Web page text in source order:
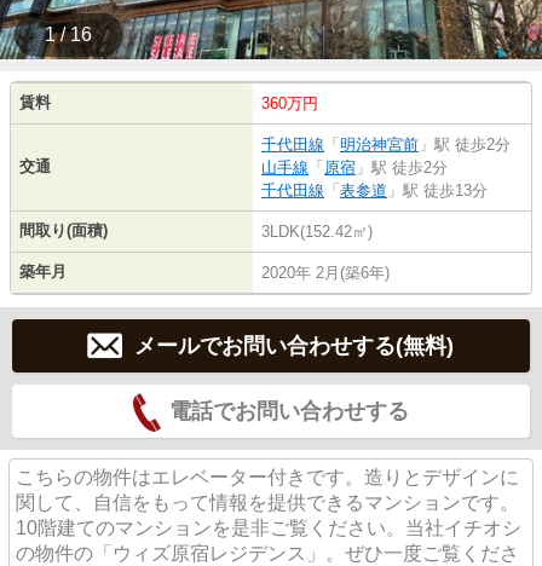
1 / 16
賃料 360万円
交通
千代田線 「 明治神宮前 」駅 徒歩2分
山手線 「 原宿 」駅 徒歩2分
千代田線 「 表参道 」駅 徒歩13分
間取り(面積) 3LDK(152.42㎡)
築年月 2020年 2月(築6年)
メールでお問い合わせする(無料)
電話でお問い合わせする
こちらの物件はエレベーター付きです。造りとデザインに
関して、自信をもって情報を提供できるマンションです。
10階建てのマンションを是非ご覧ください。当社イチオシ
の物件の「ウィズ原宿レジデンス」。ぜひ一度ご覧くださ